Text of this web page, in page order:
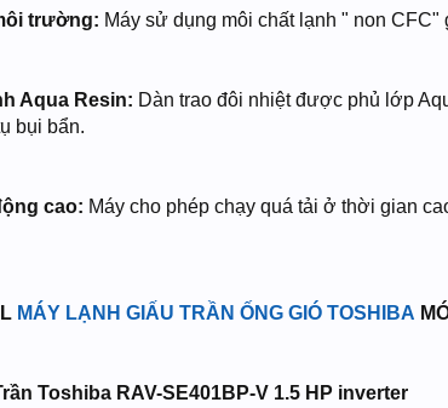
trường: Máy sử dụng môi chất lạnh " non
Aqua Resin: Dàn trao đôi nhiệt được phủ lớp
bụi bẩn.
cao: Máy cho phép chạy quá tải ở thời gian
MÁY LẠNH GIẤU TRẦN ỐNG GIÓ TOSHIBA
Toshiba RAV-SE401BP-V 1.5 HP inverter